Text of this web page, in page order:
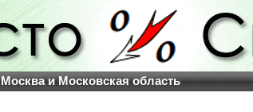
Москва и Московская область